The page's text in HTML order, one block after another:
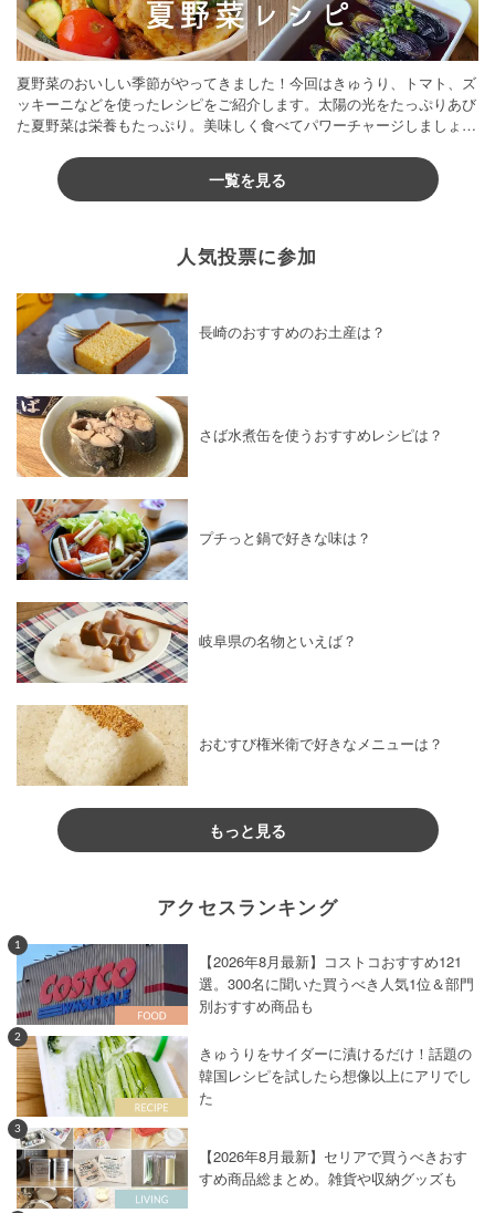
夏野菜のおいしい季節がやってきました！今回はきゅうり、トマト、ズ
ッキーニなどを使ったレシピをご紹介します。太陽の光をたっぷりあび
た夏野菜は栄養もたっぷり。美味しく食べてパワーチャージしましょう
一覧を見る
人気投票に参加
長崎のおすすめのお土産は？
さば水煮缶を使うおすすめレシピは？
プチっと鍋で好きな味は？
岐阜県の名物といえば？
おむすび権米衛で好きなメニューは？
もっと見る
アクセスランキング
1
【2026年8月最新】コストコおすすめ121
選。300名に聞いた買うべき人気1位＆部門
別おすすめ商品も
2
きゅうりをサイダーに漬けるだけ！話題の
韓国レシピを試したら想像以上にアリでし
た
3
【2026年8月最新】セリアで買うべきおす
すめ商品総まとめ。雑貨や収納グッズも